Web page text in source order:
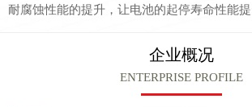
耐腐蚀性能的提升，让电池的起停寿命性能提
企业概况
ENTERPRISE PROFILE